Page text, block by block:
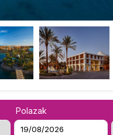
Polazak